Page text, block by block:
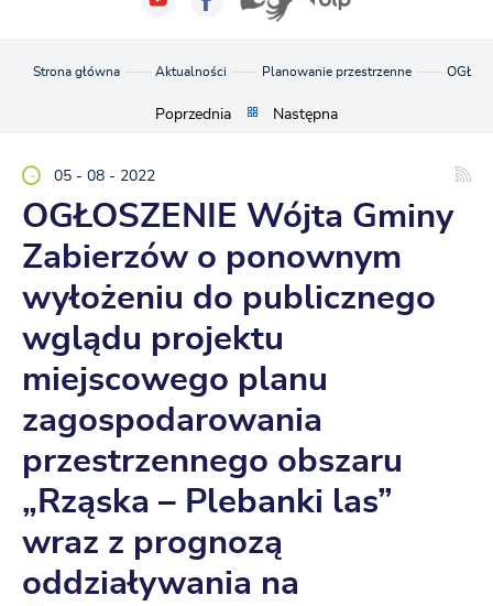
Strona główna Aktualności Planowanie przestrzenne
Poprzednia Następna
05 - 08 - 2022
OGŁOSZENIE Wójta Gminy
Zabierzów o ponownym
wyłożeniu do publicznego
wglądu projektu
miejscowego planu
zagospodarowania
przestrzennego obszaru
„Rząska – Plebanki las”
wraz z prognozą
oddziaływania na